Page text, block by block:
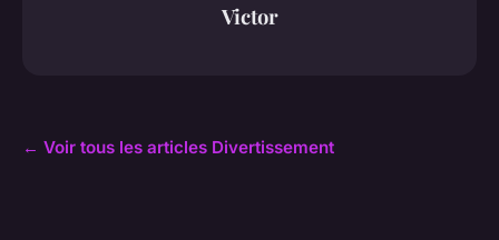
Victor
← Voir tous les articles Divertissement